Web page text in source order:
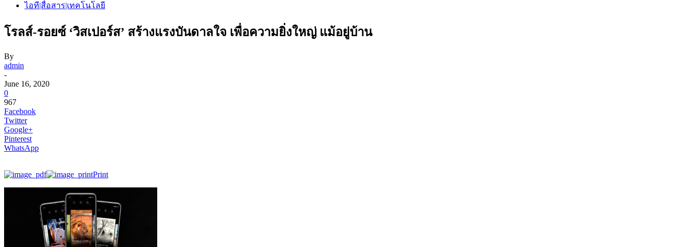
ไอที|สื่อสาร|เทคโนโลยี
โรลส์-รอยซ์ ‘วิสเปอร์ส’ สร้างแรงบันดาลใจ เพื่อความยิ่งใหญ่ แม้อยู่บ้าน
By
admin
-
June 16, 2020
0
967
Facebook
Twitter
Google+
Pinterest
WhatsApp
Print